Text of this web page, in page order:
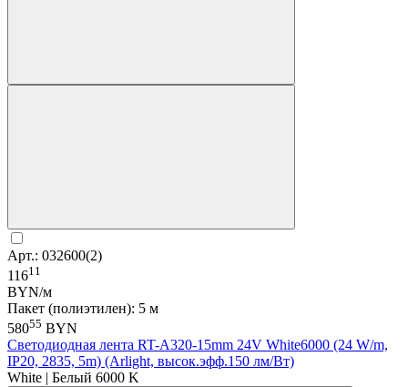
Арт.: 032600(2)
11611
BYN/м
Пакет (полиэтилен): 5 м
58055 BYN
Светодиодная лента RT-A320-15mm 24V White6000 (24 W/m,
IP20, 2835, 5m) (Arlight, высок.эфф.150 лм/Вт)
White | Белый 6000 K